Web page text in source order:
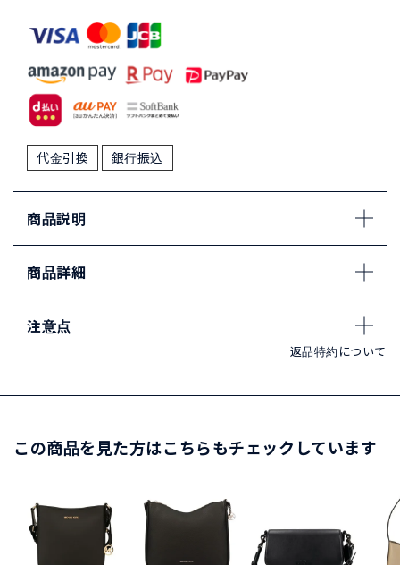
代金引換 銀行振込
商品説明
商品詳細
注意点
返品特約について
この商品を見た方はこちらもチェックしています